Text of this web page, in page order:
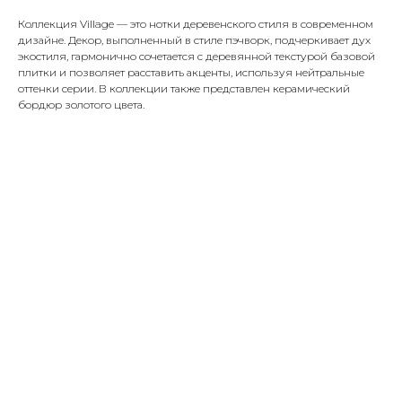
Коллекция Village — это нотки деревенского стиля в современном
дизайне. Декор, выполненный в стиле пэчворк, подчеркивает дух
экостиля, гармонично сочетается с деревянной текстурой базовой
плитки и позволяет расставить акценты, используя нейтральные
оттенки серии. В коллекции также представлен керамический
бордюр золотого цвета.